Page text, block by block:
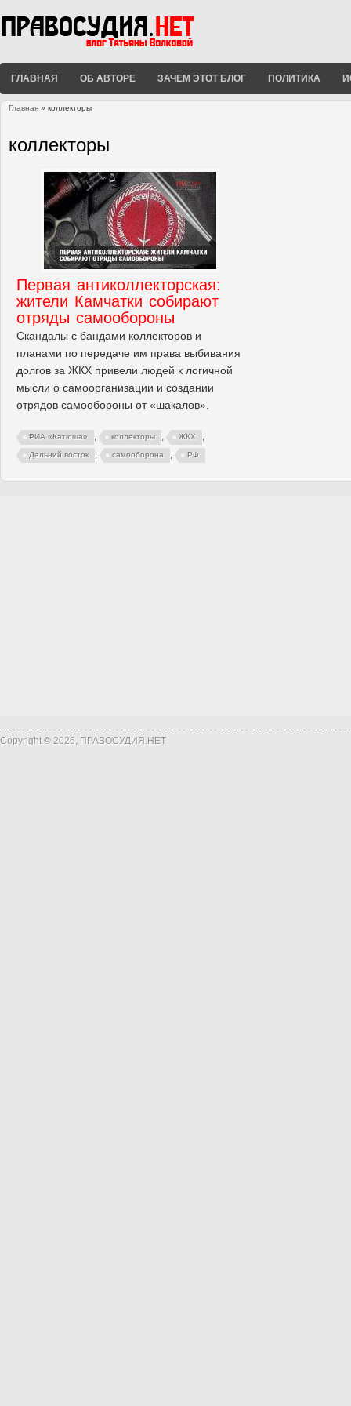
ГЛАВНАЯ ОБ АВТОРЕ ЗАЧЕМ ЭТОТ БЛОГ ПОЛИТИКА
Главная » коллекторы
коллекторы
Первая антиколлекторская:
жители Камчатки собирают
отряды самообороны
Скандалы с бандами коллекторов и
планами по передаче им права выбивания
долгов за ЖКХ привели людей к логичной
мысли о самоорганизации и создании
отрядов самообороны от «шакалов».
РИА «Катюша» , коллекторы , ЖКХ ,
Дальний восток , самооборона , РФ
Copyright © 2026, ПРАВОСУДИЯ.НЕТ